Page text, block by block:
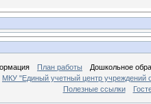
План работы
Дошкольное
МКУ "Единый учетный центр учреждений
Полезные ссылки